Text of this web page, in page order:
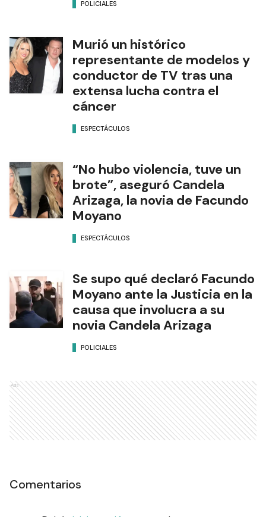
brote”, aseguró Candela
Arizaga, la novia de Facundo
Moyano
ESPECTÁCULOS
Se supo qué declaró Facundo
causa que involucra a su
novia Candela Arizaga
POLICIALES
Comentarios